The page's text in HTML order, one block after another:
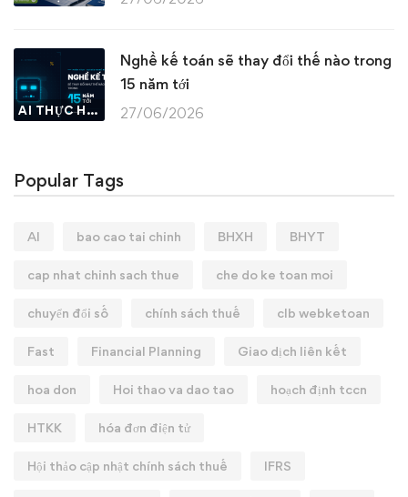
AI THỰC HÀNH
Nghề kế toán sẽ thay đổi thế nào trong
15 năm tới
27/06/2026
Popular Tags
AI bao cao tai chinh BHXH BHYT
cap nhat chinh sach thue che do ke toan moi
chuyển đổi số chính sách thuế clb webketoan
Fast Financial Planning Giao dịch liên kết
hoa don Hoi thao va dao tao hoạch định tccn
HTKK hóa đơn điện tử
Hội thảo cập nhật chính sách thuế IFRS